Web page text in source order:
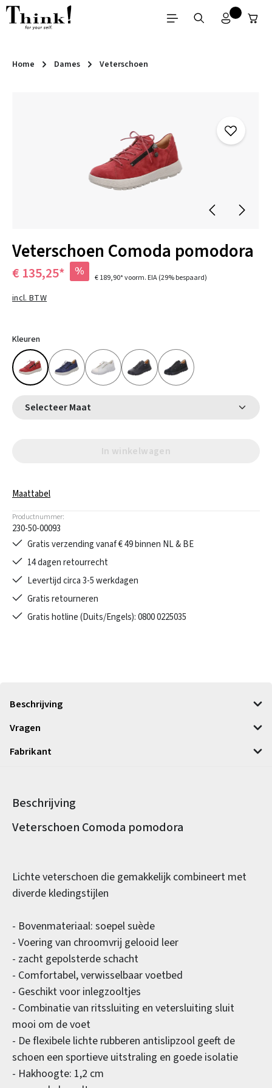
Ga naar de hoofdinhoud
Home Dames Veterschoen
Veterschoen Comoda pomodora
€ 135,25* % € 189,90*voorm. EIA(29% bespaard)
incl. BTW
Kleuren
Selecteer Maat
In winkelwagen
Maattabel
Productnummer:
230-50-00093
Gratis verzending vanaf € 49 binnen NL & BE
14 dagen retourrecht
Levertijd circa 3-5 werkdagen
Gratis retourneren
Gratis hotline (Duits/Engels): 0800 0225035
Beschrijving
Vragen
Fabrikant
Beschrijving
Productinformatie
Veterschoen Comoda pomodora
Lichte veterschoen die gemakkelijk combineert met
diverde kledingstijlen
- Bovenmateriaal: soepel suède
- Voering van chroomvrij gelooid leer
- zacht gepolsterde schacht
- Comfortabel, verwisselbaar voetbed
- Geschikt voor inlegzooltjes
- Combinatie van ritssluiting en vetersluiting sluit
mooi om de voet
- De flexibele lichte rubberen antislipzool geeft de
schoen een sportieve uitstraling en goede isolatie
- Hakhoogte: 1,2 cm